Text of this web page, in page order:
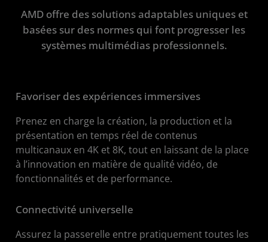
Démarrer
Ressources
AMD offre des solutions adaptables uniques et
basées sur des normes qui font progresser les
systèmes multimédias professionnels.
Favoriser des expériences immersives
Prenez en charge la création, la production et la
présentation en temps réel de contenus
multicanaux en 4K et 8K, tout en laissant de la place
à l’innovation en matière de qualité vidéo, de
fonctionnalités et de performance.
Connectivité universelle
Assurez la passerelle entre pratiquement toutes les